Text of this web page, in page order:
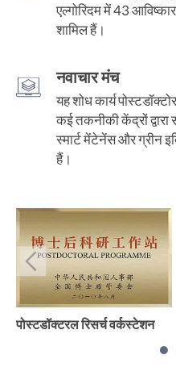
एल्गोरिदम में 43
शामिल हैं।
नवाचार मंच
यह शोध कार्य
कई तकनीकी केंद्रों द्वारा
स्मार्ट मेंटेनेंस और ग्रीन
हैं।
पोस्टडॉक्टरल रिसर्च वर्कस्टेशन